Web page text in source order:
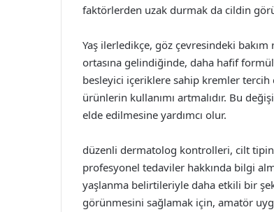
faktörlerden uzak durmak da cildin
Yaş ilerledikçe, göz çevresindeki
ortasına gelindiğinde, daha hafif
besleyici içeriklere sahip kremler tercih
ürünlerin kullanımı artmalıdır. Bu
elde edilmesine yardımcı olur.
düzenli dermatolog kontrolleri, cilt
profesyonel tedaviler hakkında bilgi
yaşlanma belirtileriyle daha etkili bir
görünmesini sağlamak için, amatör